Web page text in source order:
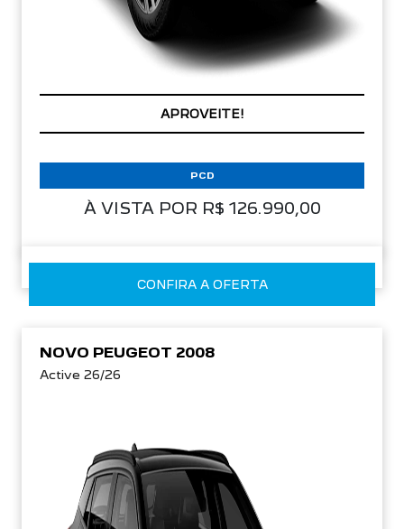
APROVEITE!
À VISTA POR R$ 126.990,00
PCD
CONFIRA A OFERTA
NOVO PEUGEOT 2008
Active 26/26